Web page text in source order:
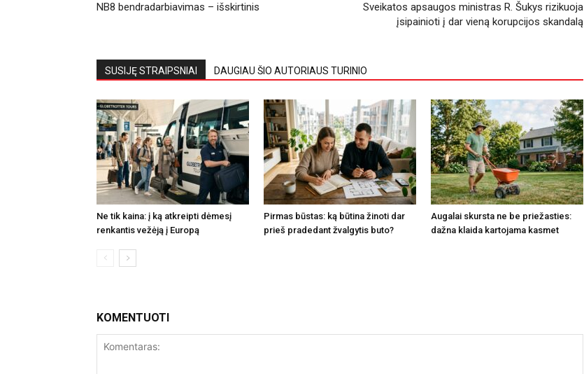
NB8 bendradarbiavimas – išskirtinis
Sveikatos apsaugos ministras R. Šukys rizikuoja
įsipainioti į dar vieną korupcijos skandalą
SUSIJĘ STRAIPSNIAI DAUGIAU ŠIO AUTORIAUS TURINIO
Ne tik kaina: į ką atkreipti dėmesį
renkantis vežėją į Europą
Pirmas būstas: ką būtina žinoti dar
prieš pradedant žvalgytis buto?
Augalai skursta ne be priežasties:
dažna klaida kartojama kasmet
KOMENTUOTI